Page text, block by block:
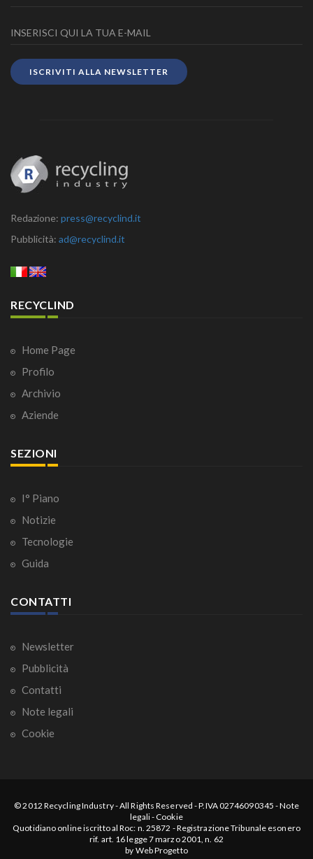
ISCRIVITI ALLA NEWSLETTER
Redazione: press@recyclind.it
Pubblicità: ad@recyclind.it
RECYCLIND
Home Page
Profilo
Archivio
Aziende
SEZIONI
I° Piano
Notizie
Tecnologie
Guida
CONTATTI
Newsletter
Pubblicità
Contatti
Note legali
Cookie
© 2012 Recycling Industry-All Rights Reserved - P.IVA 02746090345 -Note
legali- Cookie
Quotidiano online iscritto al Roc: n. 25872 - Registrazione Tribunale esonero
rif. art. 16 legge 7 marzo 2001, n. 62
by Web Progetto